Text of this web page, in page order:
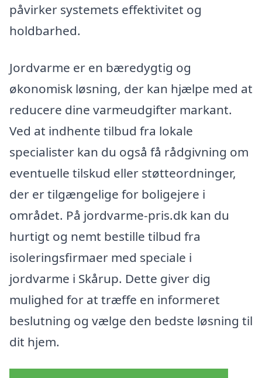
påvirker systemets effektivitet og
holdbarhed.
Jordvarme er en bæredygtig og
økonomisk løsning, der kan hjælpe med at
reducere dine varmeudgifter markant.
Ved at indhente tilbud fra lokale
specialister kan du også få rådgivning om
eventuelle tilskud eller støtteordninger,
der er tilgængelige for boligejere i
området. På jordvarme-pris.dk kan du
hurtigt og nemt bestille tilbud fra
isoleringsfirmaer med speciale i
jordvarme i Skårup. Dette giver dig
mulighed for at træffe en informeret
beslutning og vælge den bedste løsning til
dit hjem.